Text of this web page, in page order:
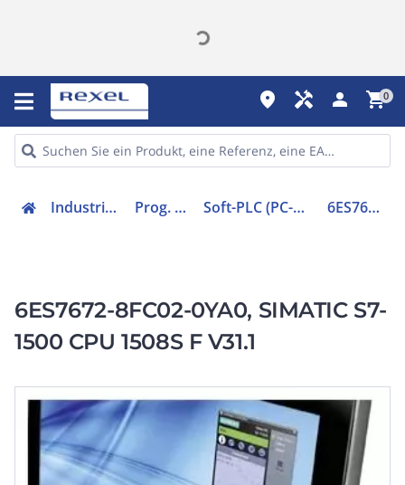
place handyman person shopping_cart0
Industriekomponenten Prog. Steuerungen Soft-PLC (PC-basierte Steuerungen) 6ES76728FC020YA0
6ES7672-8FC02-0YA0, SIMATIC S7-
1500 CPU 1508S F V31.1